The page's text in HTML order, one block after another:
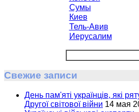
Сумы
Киев
Тель-Авив
Иерусалим
Свежие записи
День пам'яті українців, які
Другої світової війни 14 мая